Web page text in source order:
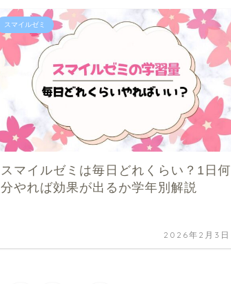
スマイルゼミ
スマイルゼミは毎日どれくらい？1日何
分やれば効果が出るか学年別解説
2026年2月3日